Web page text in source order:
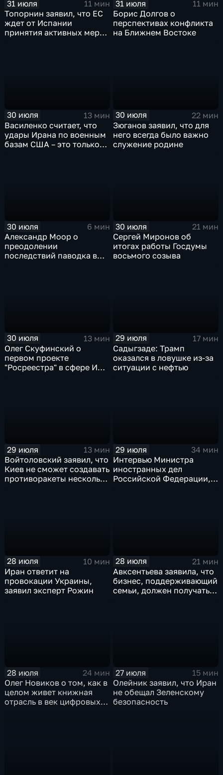
31 июля
11 мин
Топорнин заявил, что ЕС
ждет от Испании
принятия активных мер
31 июля
11 мин
Борис Долгов о
перспективах конфликта
на Ближнем Востоке
30 июля
13 мин
Василенко считает, что
удары Ирана по военным
базам США – это только
30 июля
22 мин
Зюганов заявил, что для
него всегда было важно
служение родине
30 июля
6 мин
Александр Моор о
преодолении
последствий паводка в
30 июля
21 мин
Сергей Миронов об
итогах работы Госдумы
восьмого созыва
30 июля
13 мин
Олег Скуфинский о
первом проекте
"Росреестра" в сфере ИИ
29 июля
17 мин
Садыгзаде: Трамп
оказался в ловушке из-за
ситуации с нефтью
29 июля
13 мин
Войтоловский заявил, что
Киев не сможет создавать
противоракеты несколько
29 июля
34 мин
Интервью Министра
иностранных дел
Российской Федерации,
28 июля
10 мин
Иран ответит на
провокации Украины,
заявил эксперт Рожин
28 июля
21 мин
Авксентьева заявила, что
бизнес, поддерживающий
семьи, должен получать
28 июля
24 мин
Олег Новиков о том, как в
целом живет книжная
отрасль в век цифровых
27 июля
15 мин
Олейник заявил, что Иран
не обещал Зеленскому
безопасность